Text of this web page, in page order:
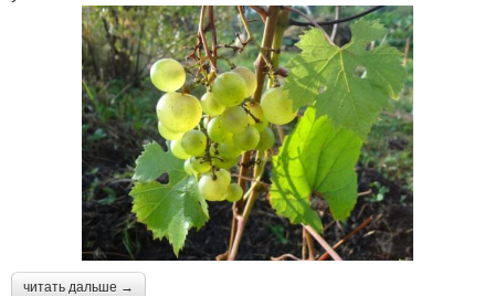
читать дальше →